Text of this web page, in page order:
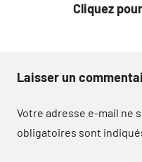
Cliquez
Laisser un
Votre adresse e-mail ne
obligatoires sont